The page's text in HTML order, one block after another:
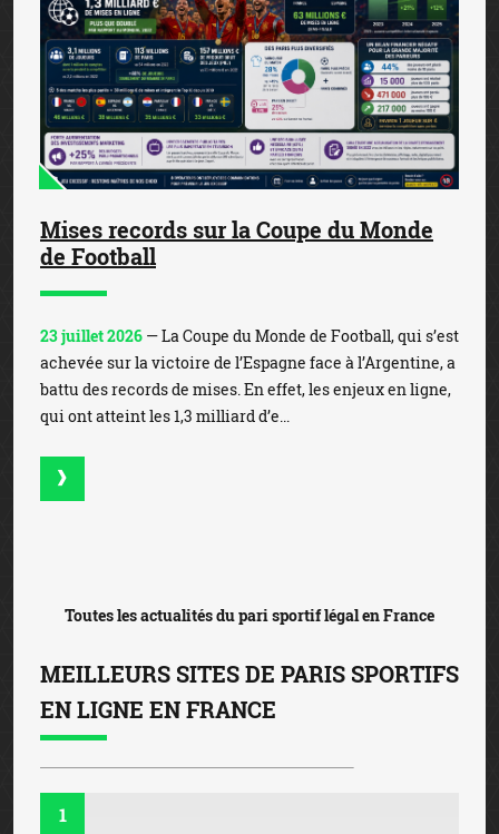
Mises records sur la Coupe du Monde
de Football
23 juillet 2026 — La Coupe du Monde de Football, qui s’est
achevée sur la victoire de l’Espagne face à l’Argentine, a
battu des records de mises. En effet, les enjeux en ligne,
qui ont atteint les 1,3 milliard d’e...
Toutes les actualités du pari sportif légal en France
MEILLEURS SITES DE PARIS SPORTIFS
EN LIGNE EN FRANCE
1